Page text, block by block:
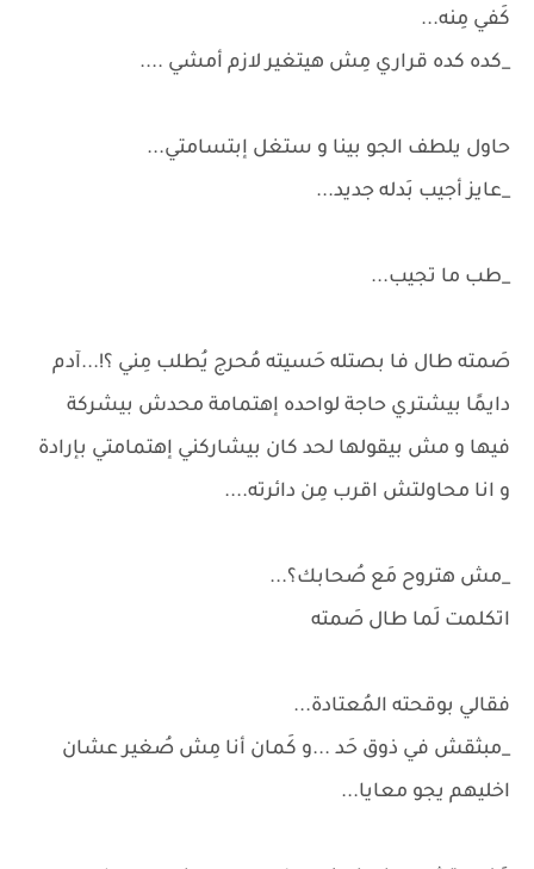
كَفي مِنه...
_كده كده قراري مِش هيتغير لازم أمشي ....
حاول يلطف الجو بينا و ستغل إبتسامتي...
_عايز أجيب بَدله جديد...
_طب ما تجيب...
صَمته طال فا بصتله حَسيته مُحرج يُطلب مِني ؟!...آدم
دايمًا بيشتري حاجة لواحده إهتمامة محدش بيشركة
فيها و مش بيقولها لحد كان بيشاركني إهتمامتي بإرادة
و انا محاولتش اقرب مِن دائرته....
_مش هتروح مَع صُحابك؟...
اتكلمت لَما طال صَمته
فقالي بوقحته المُعتادة...
_مبثقش في ذوق حَد ...و كَمان أنا مِش صُغير عشان
اخليهم يجو معايا...